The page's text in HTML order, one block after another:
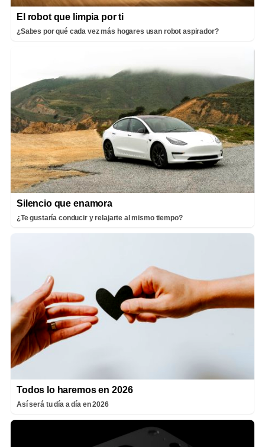
El robot que limpia por ti
¿Sabes por qué cada vez más hogares usan robot aspirador?
Silencio que enamora
¿Te gustaría conducir y relajarte al mismo tiempo?
Todos lo haremos en 2026
Así será tu día a día en 2026